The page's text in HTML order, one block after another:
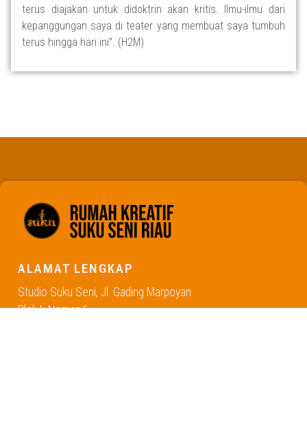
terus diajakan untuk didoktrin akan kritis. Ilmu-ilmu dari
kepanggungan saya di teater yang membuat saya tumbuh
terus hingga hari ini”. (H2M)
ALAMAT LENGKAP
Studio Suku Seni, Jl. Gading Marpoyan
Blok L Nomor 6